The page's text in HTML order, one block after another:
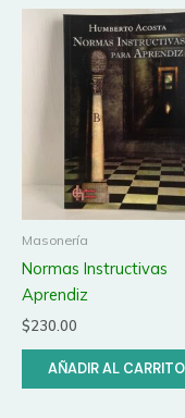
Masonería
Normas Instructivas
Aprendiz
$230.00
AÑADIR AL CARRITO